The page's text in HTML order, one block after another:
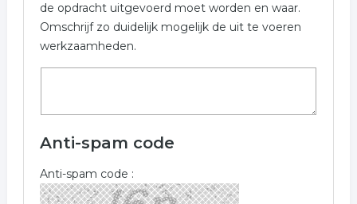
de opdracht uitgevoerd moet worden en waar.
Omschrijf zo duidelijk mogelijk de uit te voeren
werkzaamheden.
Anti-spam code
Anti-spam code :